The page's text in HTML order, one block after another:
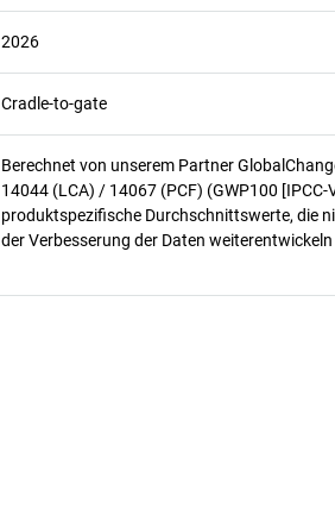
2026
Cradle-to-gate
Berechnet von unserem Partner
14044 (LCA) / 14067 (PCF) (GWP100
produktspezifische Durchschnittswerte, die
der Verbesserung der Daten